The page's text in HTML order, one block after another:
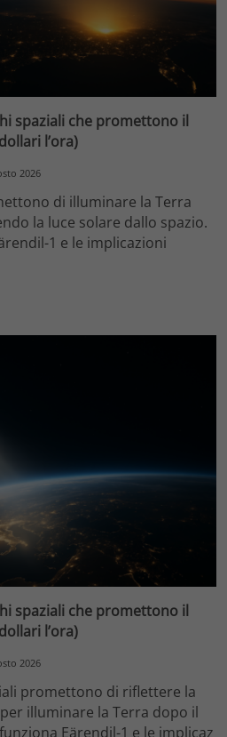
spaziali che promettono il
l’ora)
2026
di illuminare la Terra
la luce solare dallo spazio.
1 e le implicazioni
spaziali che promettono il
l’ora)
2026
promettono di riflettere la
illuminare la Terra dopo il
Eärendil-1 e le implicaz